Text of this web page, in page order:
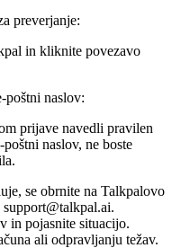
preverjanje:
in kliknite povezavo
poštni naslov:
prijave navedli pravilen
naslov, ne boste
se obrnite na Talkpalovo
in pojasnite situacijo.
ali odpravljanju težav.